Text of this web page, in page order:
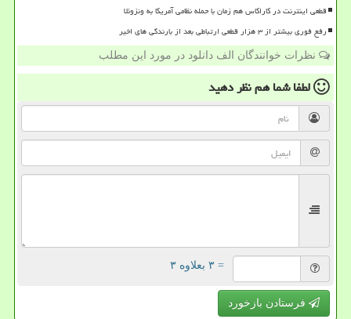
قطعی اینترنت در کاراکاس هم زمان با حمله نظامی آمریکا به ونزوئلا
رفع فوری بیشتر از ۳ هزار قطعی ارتباطی بعد از بارندگی های اخیر
نظرات خوانندگان الف دانلود در مورد این مطلب
لطفا شما همنظر دهید
= ۳ بعلاوه ۳
فرستادن بازخورد